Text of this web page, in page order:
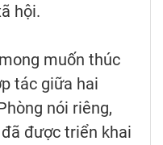
hội.
muốn thúc
tác giữa hai
nói riêng,
được triển khai